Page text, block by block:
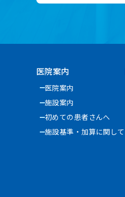
医院案内
医院案内
施設案内
初めての患者さんへ
施設基準・加算に関して